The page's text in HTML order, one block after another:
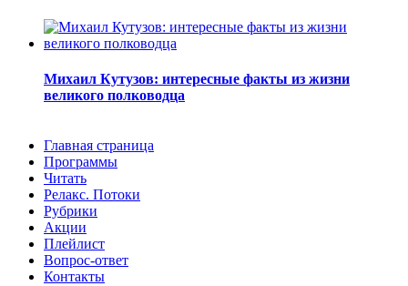
Михаил Кутузов: интересные факты из жизни
великого полководца
Главная страница
Программы
Читать
Релакс. Потоки
Рубрики
Акции
Плейлист
Вопрос-ответ
Контакты